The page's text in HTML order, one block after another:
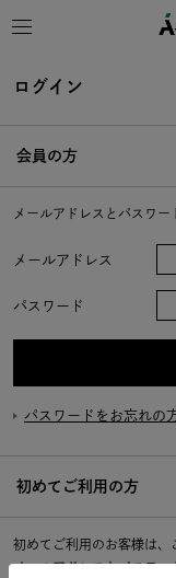
ログイン
会員の方
メールアドレスとパスワー
メールアドレス
パスワード
パスワードをお忘れの
初めてご利用の方
初めてご利用のお客様は、
メールアドレスとパスワー